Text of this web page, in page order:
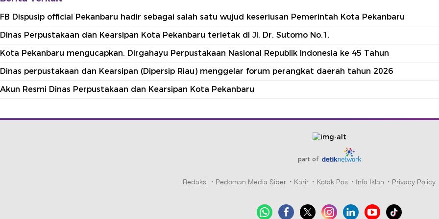
FB Dispusip official Pekanbaru hadir sebagai salah satu wujud keseriusan Pemerintah Kota Pekanbaru
Dinas Perpustakaan dan Kearsipan Kota Pekanbaru terletak di Jl. Dr. Sutomo No.1,
Kota Pekanbaru mengucapkan. Dirgahayu Perpustakaan Nasional Republik Indonesia ke 45 Tahun
Dinas perpustakaan dan Kearsipan (Dipersip Riau) menggelar forum perangkat daerah tahun 2026
Akun Resmi Dinas Perpustakaan dan Kearsipan Kota Pekanbaru
part of
Redaksi Pedoman Media Siber Karir Kotak Pos Info Iklan Privacy Policy